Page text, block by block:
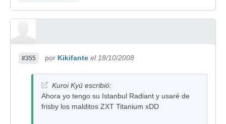
#355 por Kikifante el 18/10/2008
Kuroi Kyü escribió:
Ahora yo tengo su Istanbul Radiant y usaré de
frisby los malditos ZXT Titanium xDD